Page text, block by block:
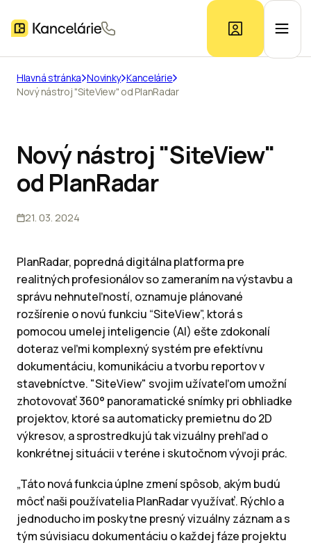
Ponuka kancelárií
Prieskum trhu
Hlavná stránka Novinky Kancelárie
Nový nástroj "SiteView" od PlanRadar
Nový nástroj "SiteView"
od PlanRadar
21. 03. 2024
PlanRadar, popredná digitálna platforma pre
realitných profesionálov so zameraním na výstavbu a
správu nehnuteľností, oznamuje plánované
rozšírenie o novú funkciu “SiteView”, ktorá s
pomocou umelej inteligencie (AI) ešte zdokonalí
doteraz veľmi komplexný systém pre efektívnu
dokumentáciu, komunikáciu a tvorbu reportov v
stavebníctve. "SiteView" svojim užívateľom umožní
zhotovovať 360° panoramatické snímky pri obhliadke
projektov, ktoré sa automaticky premietnu do 2D
výkresov, a sprostredkujú tak vizuálny prehľad o
konkrétnej situácii v teréne i skutočnom vývoji prác.
„Táto nová funkcia úplne zmení spôsob, akým budú
môcť naši používatelia PlanRadar využívať. Rýchlo a
jednoducho im poskytne presný vizuálny záznam a s
tým súvisiacu dokumentáciu o každej fáze projektu